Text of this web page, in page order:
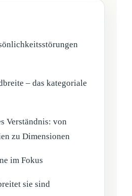
– das kategoriale
Verständnis: von
zu Dimensionen
im Fokus
sie sind